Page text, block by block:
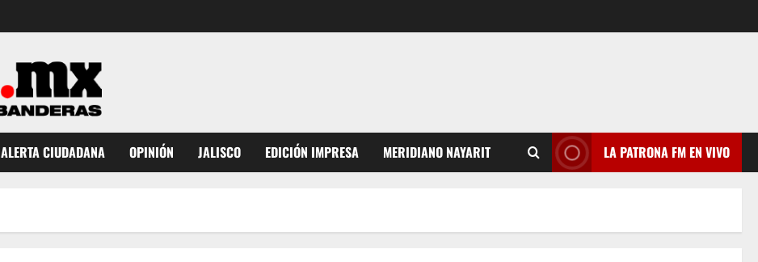
ALERTA CIUDADANA OPINIÓN JALISCO EDICIÓN IMPRESA MERIDIANO NAYARIT LA PATRONA FM EN VIVO